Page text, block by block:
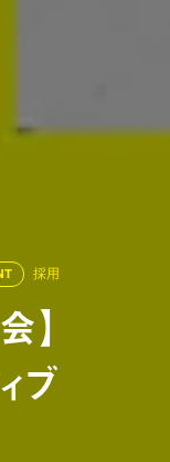
採用
】
ブ